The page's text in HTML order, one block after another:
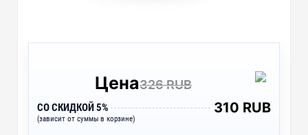
Цена326 RUB
СО СКИДКОЙ 5%
(зависит от суммы в корзине)
310 RUB